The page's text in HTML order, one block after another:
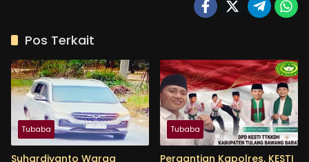
Pos Terkait
Tubaba
Suhardiyanto Warga
Tubaba
Pergantian Kapolres, KESTI